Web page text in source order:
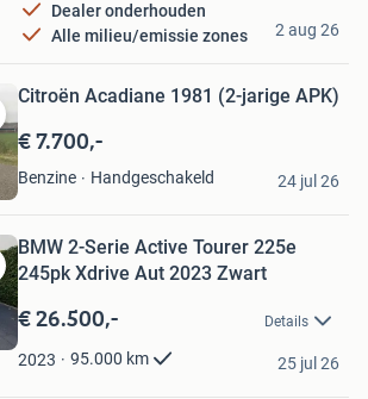
Dealer onderhouden
Alle milieu/emissie zones
2 aug 26
Citroën Acadiane 1981 (2-jarige APK)
€ 7.700,-
Benzine Handgeschakeld 24 jul 26
BMW 2-Serie Active Tourer 225e
245pk Xdrive Aut 2023 Zwart
€ 26.500,- Details
2023 95.000 km 25 jul 26